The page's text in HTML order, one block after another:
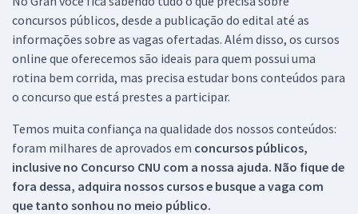
concursos públicos, desde a publicação do edital até as
informações sobre as vagas ofertadas. Além disso, os cursos
online que oferecemos são ideais para quem possui uma
rotina bem corrida, mas precisa estudar bons conteúdos para
o concurso que está prestes a participar.
Temos muita confiança na qualidade dos nossos conteúdos:
foram milhares de aprovados em concursos públicos,
inclusive no Concurso CNU com a nossa ajuda. Não fique de
fora dessa, adquira nossos cursos e busque a vaga com
que tanto sonhou no meio público.